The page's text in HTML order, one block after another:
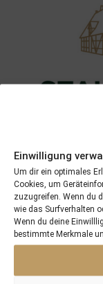
Einwilligung
Um dir ein optimales
Cookies, um
zuzugreifen. Wenn du
wie das Surfverhalten
Wenn du deine
bestimmte Merkmale